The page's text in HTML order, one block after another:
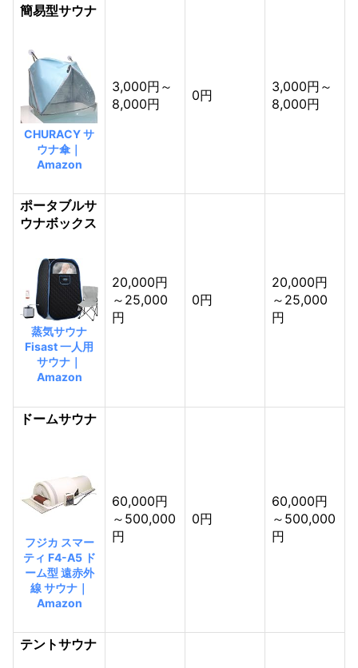
簡易型サウナ
CHURACY サ
ウナ傘｜
Amazon
3,000円～
8,000円
0円
3,000円～
8,000円
ポータブルサ
ウナボックス
蒸気サウナ
Fisast 一人用
サウナ｜
Amazon
20,000円
～25,000
円
0円
20,000円
～25,000
円
ドームサウナ
フジカ スマー
ティ F4-A5 ド
ーム型 遠赤外
線 サウナ｜
Amazon
60,000円
～500,000
円
0円
60,000円
～500,000
円
テントサウナ